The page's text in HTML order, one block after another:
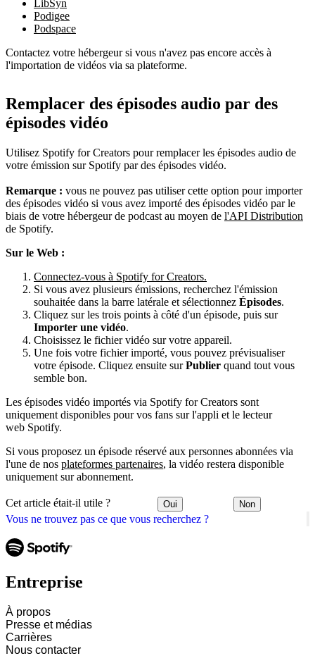
Vous ne trouvez pas ce que vous recherchez ?
LibSyn
Podigee
Podspace
Contactez votre hébergeur si vous n'avez pas encore accès à
l'importation de vidéos via sa plateforme.
Remplacer des épisodes audio par des
épisodes vidéo
Utilisez Spotify for Creators pour remplacer les épisodes audio de
votre émission sur Spotify par des épisodes vidéo.
Remarque : vous ne pouvez pas utiliser cette option pour importer
des épisodes vidéo si vous avez importé des épisodes vidéo par le
biais de votre hébergeur de podcast au moyen de l'API Distribution
de Spotify.
Sur le Web :
Connectez-vous à Spotify for Creators.
Si vous avez plusieurs émissions, recherchez l'émission
souhaitée dans la barre latérale et sélectionnez Épisodes.
Cliquez sur les trois points à côté d'un épisode, puis sur
Importer une vidéo.
Choisissez le fichier vidéo sur votre appareil.
Une fois votre fichier importé, vous pouvez prévisualiser
votre épisode. Cliquez ensuite surPublier quand tout vous
semble bon.
Les épisodes vidéo importés via Spotify for Creators sont
uniquement disponibles pour vos fans sur l'appli et le lecteur
web Spotify.
Si vous proposez un épisode réservé aux personnes abonnées via
l'une de nos plateformes partenaires, la vidéo restera disponible
uniquement sur abonnement.
Cet article était-il utile ? Oui Non
Entreprise
À propos
Presse et médias
Carrières
Nous contacter